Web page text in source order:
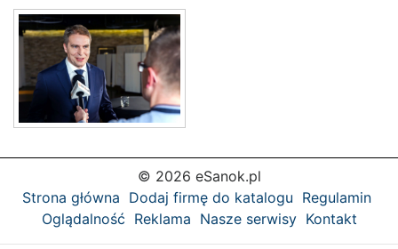
© 2026 eSanok.pl
Strona główna Dodaj firmę do katalogu Regulamin
Oglądalność Reklama Nasze serwisy Kontakt